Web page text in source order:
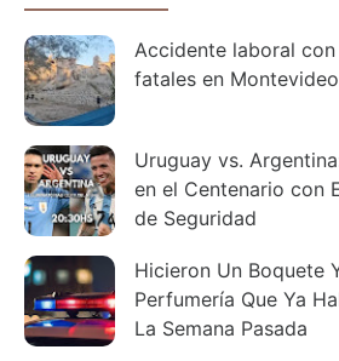
Accidente laboral
fatales en Montevideo
Uruguay vs.
en el Centenario con
de Seguridad
Hicieron Un Boquete
Perfumería Que Ya
La Semana Pasada